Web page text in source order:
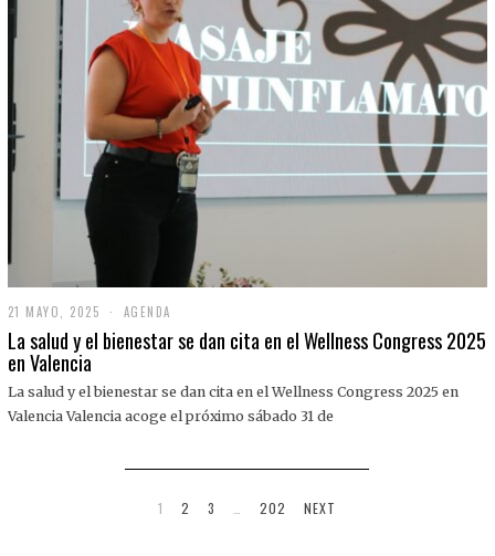
21 MAYO, 2025
1
M
O
,
AGENDA
La salud y el bienestar se dan cita en el Wellness Congress 2025
en Valencia
La salud y el bienestar se dan cita en el Wellness Congress 2025 en
Valencia Valencia acoge el próximo sábado 31 de
1 2 3 202 NEXT